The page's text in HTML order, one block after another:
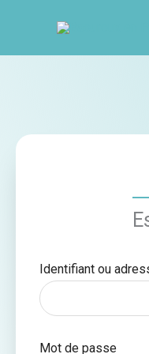
contenu
Identifiant ou
Mot de passe